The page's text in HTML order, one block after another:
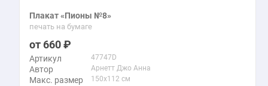
Плакат «Пионы №8»
печать на бумаге
660
Артикул 47747D
Автор Арнетт Джо Анна
Макс. размер 150x112 см